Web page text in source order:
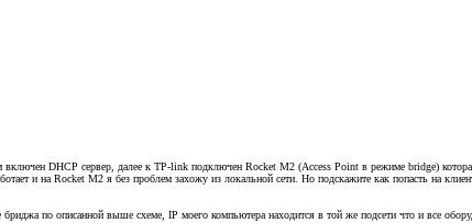
DHCP сервер, далее к TP-link подключен Rocket M2 (Access Point в режиме bridge)
и на Rocket M2 я без проблем захожу из локальной сети. Но подскажите как попасть на
по описанной выше схеме, IP моего компьютера находится в той же подсети что и все